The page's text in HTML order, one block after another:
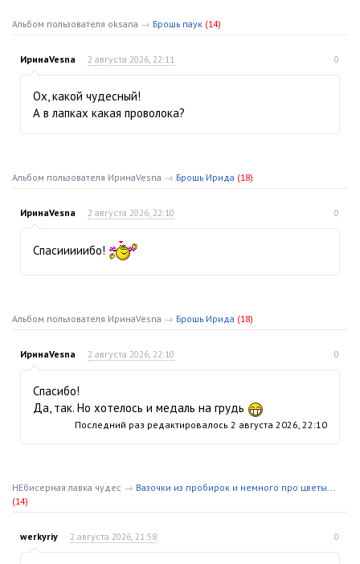
Альбом пользователя oksana → Брошь паук (14)
ИринаVesna 2 августа 2026, 22:11 0
Ох, какой чудесный!
А в лапках какая проволока?
Альбом пользователя ИринаVesna → Брошь Ирида (18)
ИринаVesna 2 августа 2026, 22:10 0
Спасииииибо!
Альбом пользователя ИринаVesna → Брошь Ирида (18)
ИринаVesna 2 августа 2026, 22:10 0
Спасибо!
Да, так. Но хотелось и медаль на грудь
Последний раз редактировалось 2 августа 2026, 22:10
НЕбисерная лавка чудес → Вазочки из пробирок и немного про цветы...
(14)
werkyriy 2 августа 2026, 21:58 0